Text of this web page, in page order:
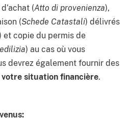
(Atto di provenienza),
(Schede Catastali) délivrés
) et copie du permis de
) au cas où vous
devrez également fournir des
situation financière.